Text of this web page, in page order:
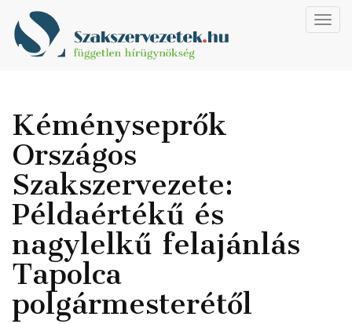
Kéményseprők
Országos
Szakszervezete:
Példaértékű és
nagylelkű felajánlás
Tapolca
polgármesterétől